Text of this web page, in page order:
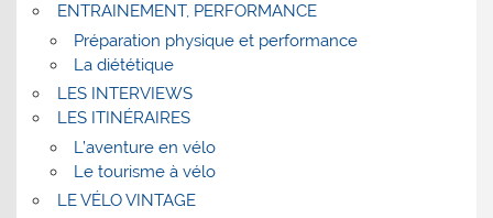
ENTRAINEMENT, PERFORMANCE
Préparation physique et performance
La diététique
LES INTERVIEWS
LES ITINÉRAIRES
L’aventure en vélo
Le tourisme à vélo
LE VÉLO VINTAGE